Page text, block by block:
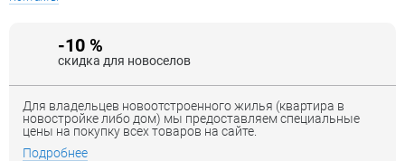
-10 %
скидка для новоселов
Для владельцев новоотстроенного жилья (квартира в
новостройке либо дом) мы предоставляем специальные
цены на покупку всех товаров на сайте.
Подробнее